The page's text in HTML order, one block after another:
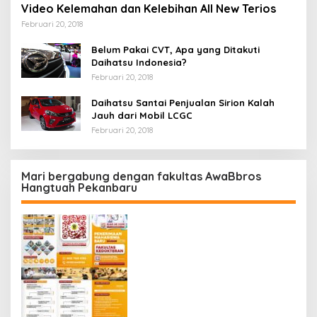
Video Kelemahan dan Kelebihan All New Terios
Februari 20, 2018
Belum Pakai CVT, Apa yang Ditakuti
Daihatsu Indonesia?
Februari 20, 2018
Daihatsu Santai Penjualan Sirion Kalah
Jauh dari Mobil LCGC
Februari 20, 2018
Mari bergabung dengan fakultas AwaBbros
Hangtuah Pekanbaru